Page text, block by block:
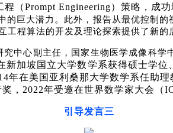
程（Prompt Engineering）策略，成
的巨大潜力。此外，报告从最优控制
程算法的开发及理论探索提供了新
中心副主任，国家生物医学成像科
新加坡国立大学数学系获得硕士学位、
年在美国亚利桑那大学数学系任助理
， 2022年受邀在世界数学家大会（
引导发言三